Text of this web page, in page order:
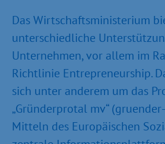
Das Wirtschaftsministerium
unterschiedliche
Unternehmen, vor allem im
Richtlinie Entrepreneurship.
sich unter anderem um das
„Gründerprotal mv“
Mitteln des Europäischen